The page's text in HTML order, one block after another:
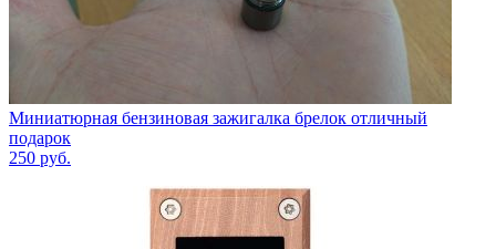
Миниатюрная бензиновая зажигалка брелок отличный
подарок
250 руб.